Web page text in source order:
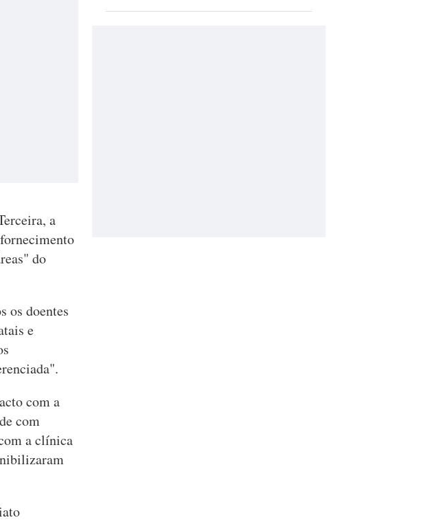
a
do
os doentes
e
com a
com
a clínica